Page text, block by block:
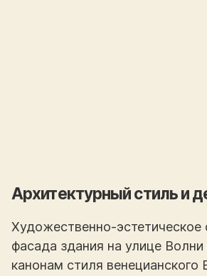
Архитектурный стиль и
Художественно-
фасада здания на улице
канонам стиля венецианского